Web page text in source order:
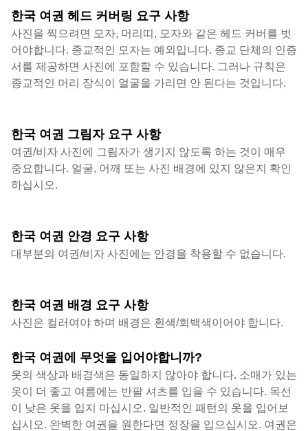
한국 여권 헤드 커버링 요구 사항
사진을 찍으려면 모자, 머리띠, 모자와 같은 헤드 커버를 벗
어야합니다. 종교적인 모자는 예외입니다. 종교 단체의 인증
서를 제공하면 사진에 포함할 수 있습니다. 그러나 규칙은
종교적인 머리 장식이 얼굴을 가리면 안 된다는 것입니다.
한국 여권 그림자 요구 사항
여권/비자 사진에 그림자가 생기지 않도록 하는 것이 매우
중요합니다. 얼굴, 어깨 또는 사진 배경에 있지 않은지 확인
하십시오.
한국 여권 안경 요구 사항
대부분의 여권/비자 사진에는 안경을 착용할 수 없습니다.
한국 여권 배경 요구 사항
사진은 컬러여야 하며 배경은 흰색/회백색이어야 합니다.
한국 여권에 무엇을 입어야합니까?
옷의 색상과 배경색은 동일하지 않아야 합니다. 소매가 있는
옷이 더 좋고 여름에는 반팔 셔츠를 입을 수 있습니다. 목선
이 낮은 옷을 입지 마십시오. 일반적인 패턴의 옷을 입어보
십시오. 완벽한 여권을 원한다면 정장을 입으십시오. 여권은